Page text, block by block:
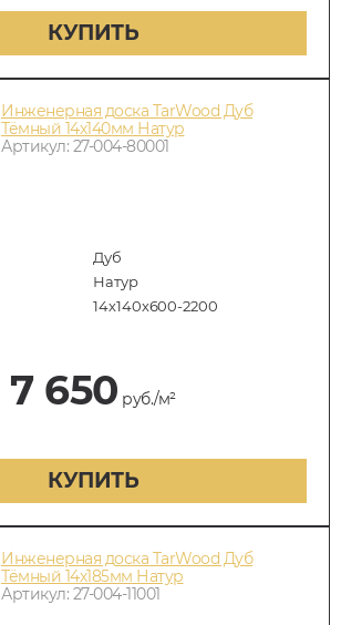
КУПИТЬ
Инженерная доска TarWood Дуб
Тёмный 14х140мм Натур
Артикул: 27-004-80001
Дуб
Натур
14х140х600-2200
7 650 руб./м²
КУПИТЬ
Инженерная доска TarWood Дуб
Тёмный 14х185мм Натур
Артикул: 27-004-11001